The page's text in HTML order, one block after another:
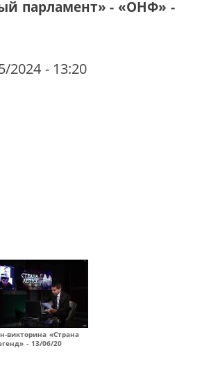
парламент» - «ОНФ» -
2024 - 13:20
викторина «Страна
- 13/06/20